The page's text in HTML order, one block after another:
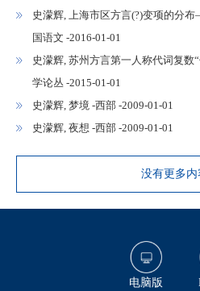
史濛辉, 上海市区方言(?)变项的分
国语文 -2016-01-01
史濛辉, 苏州方言第一人称代词复数
学论丛 -2015-01-01
史濛辉, 梦境 -西部 -2009-01-01
史濛辉, 夜想 -西部 -2009-01-01
没有更多内
电脑版